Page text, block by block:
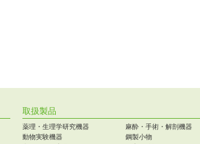
取扱製品
薬理・生理学研究機器
麻酔・手術・解剖機器
動物実験機器
鋼製小物